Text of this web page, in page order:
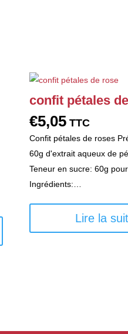
confit pétales
€5,05 TTC
Confit pétales de roses
60g d'extrait aqueux de
Teneur en sucre: 60g
Ingrédients:…
Lire la